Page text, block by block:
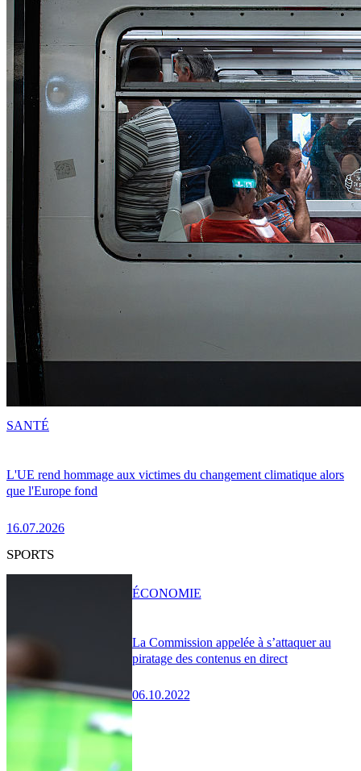
L'UE rend hommage aux victimes du changement climatique alors
que l'Europe fond
16.07.2026
SANTÉ
SPORTS
La Commission appelée à s’attaquer au
piratage des contenus en direct
06.10.2022
ÉCONOMIE